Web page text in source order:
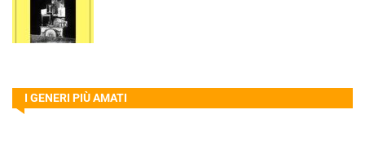
I GENERI PIÙ AMATI